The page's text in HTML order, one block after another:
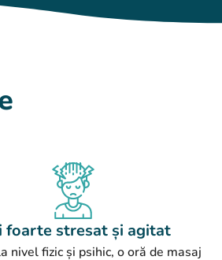
foarte stresat și agitat
nivel fizic și psihic, o oră de masaj